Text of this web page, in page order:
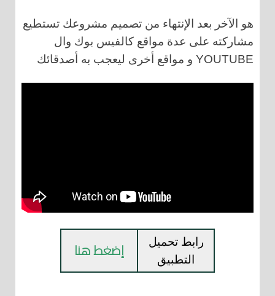
هو الآخر بعد الإنتهاء من تصميم مشروعك تستطيع
مشاركته على عدة مواقع كالفيس بوك وال
YOUTUBE و مواقع أخرى ليعجب به أصدقائك
رابط تحميل
التطبيق
إضغط هنا